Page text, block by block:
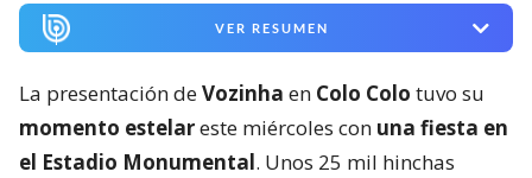
VER RESUMEN
La presentación deVozinha en Colo Colo tuvo su
momento estelareste miércoles con una fiesta en
el Estadio Monumental. Unos 25 mil hinchas